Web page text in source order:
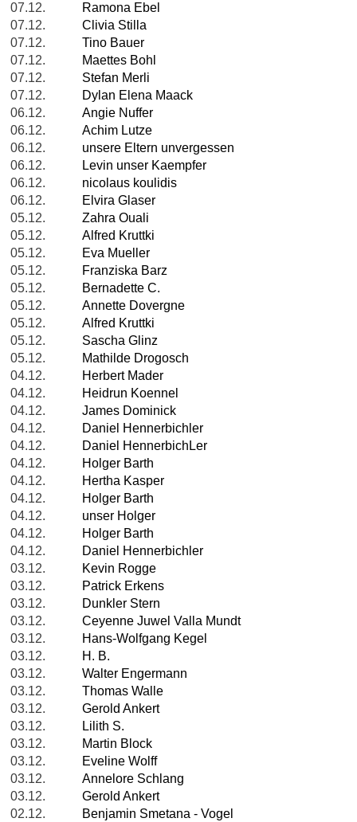
07.12.
Ramona Ebel
07.12.
Clivia Stilla
07.12.
Tino Bauer
07.12.
Maettes Bohl
07.12.
Stefan Merli
07.12.
Dylan Elena Maack
06.12.
Angie Nuffer
06.12.
Achim Lutze
06.12.
unsere Eltern unvergessen
06.12.
Levin unser Kaempfer
06.12.
nicolaus koulidis
06.12.
Elvira Glaser
05.12.
Zahra Ouali
05.12.
Alfred Kruttki
05.12.
Eva Mueller
05.12.
Franziska Barz
05.12.
Bernadette C.
05.12.
Annette Dovergne
05.12.
Alfred Kruttki
05.12.
Sascha Glinz
05.12.
Mathilde Drogosch
04.12.
Herbert Mader
04.12.
Heidrun Koennel
04.12.
James Dominick
04.12.
Daniel Hennerbichler
04.12.
Daniel HennerbichLer
04.12.
Holger Barth
04.12.
Hertha Kasper
04.12.
Holger Barth
04.12.
unser Holger
04.12.
Holger Barth
04.12.
Daniel Hennerbichler
03.12.
Kevin Rogge
03.12.
Patrick Erkens
03.12.
Dunkler Stern
03.12.
Ceyenne Juwel Valla Mundt
03.12.
Hans-Wolfgang Kegel
03.12.
H. B.
03.12.
Walter Engermann
03.12.
Thomas Walle
03.12.
Gerold Ankert
03.12.
Lilith S.
03.12.
Martin Block
03.12.
Eveline Wolff
03.12.
Annelore Schlang
03.12.
Gerold Ankert
02.12.
Benjamin Smetana - Vogel